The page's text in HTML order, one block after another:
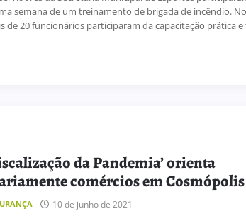
semana de um treinamento de brigada de incêndio.
de 20 funcionários participaram da capacitação prática
da Pandemia’ orienta
comércios em Cosmópolis
10 de junho de 2021